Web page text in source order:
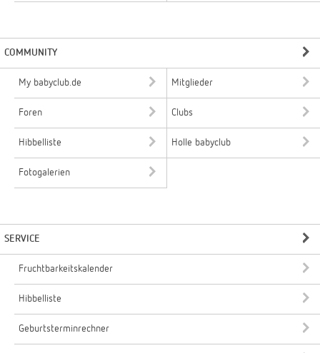
COMMUNITY
My babyclub.de Mitglieder
Foren Clubs
Hibbelliste Holle babyclub
Fotogalerien
SERVICE
Fruchtbarkeitskalender
Hibbelliste
Geburtsterminrechner